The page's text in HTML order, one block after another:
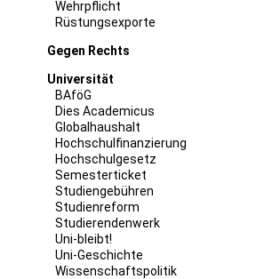
Wehrpflicht
Rüstungsexporte
Gegen Rechts
Universität
BAföG
Dies Academicus
Globalhaushalt
Hochschulfinanzierung
Hochschulgesetz
Semesterticket
Studiengebühren
Studienreform
Studierendenwerk
Uni-bleibt!
Uni-Geschichte
Wissenschaftspolitik